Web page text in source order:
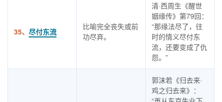
35、 尽付东流
比喻完全丧失或前
功尽弃。
清·西周生《醒世
姻缘传》第79回：
“那缘法尽了，往
时的情义尽付东
流，还要变成了仇
怨。”
郭沫若《归去来·
鸡之归去来》：